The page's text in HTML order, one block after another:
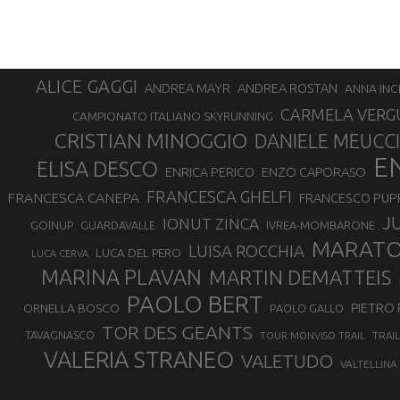
ALICE GAGGI ANDREA MAYR ANDREA ROSTAN ANNA
CAMPIONATO ITALIANO SKYRUNNING CARMELA
CRISTIAN MINOGGIO DANIELE MEUCCI
ELISA DESCO ENRICA PERICO ENZO CAPORASO
FRANCESCA CANEPA FRANCESCA GHELFI FRANCESCO
GOINUP GUARDAVALLE IONUT ZINCA IVREA-MOMBARONE
LUCA CERVA LUCA DEL PERO LUISA ROCCHIA
MARINA PLAVAN MARTIN DEMATTEIS
ORNELLA BOSCO PAOLO BERT PAOLO GALLO PIETRO
TAVAGNASCO TOR DES GEANTS TOUR MONVISO TRAIL
VALERIA STRANEO VALETUDO VALTELLINA